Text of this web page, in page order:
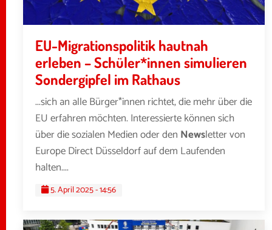
EU-Migrationspolitik hautnah
erleben – Schüler*innen simulieren
Sondergipfel im Rathaus
...sich an alle Bürger*innen richtet, die mehr über die
EU erfahren möchten. Interessierte können sich
über die sozialen Medien oder den Newsletter von
Europe Direct Düsseldorf auf dem Laufenden
halten....
5. April 2025 - 14:56